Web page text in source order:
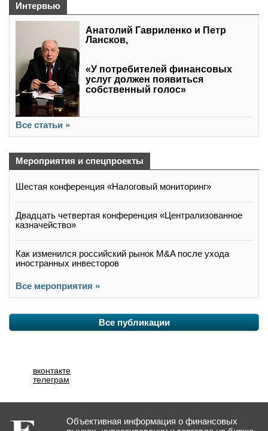
Интервью
Анатолий Гавриленко и Петр
Лансков,
«У потребителей финансовых
услуг должен появиться
собственный голос»
Все статьи »
Мероприятия и спецпроекты
Шестая конференция «Налоговый мониторинг»
Двадцать четвертая конференция «Централизованное
казначейство»
Как изменился российский рынок M&A после ухода
иностранных инвесторов
Все мероприятия »
Все публикации
вконтакте
телеграм
Объективная информация о финансовых